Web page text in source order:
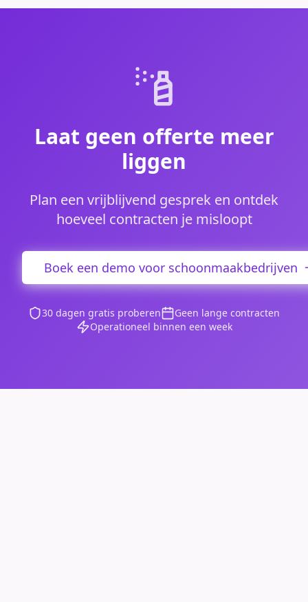
Laat geen offerte meer
liggen
Plan een vrijblijvend gesprek en ontdek
hoeveel contracten je misloopt
Boek een demo voor schoonmaakbedrijven
30 dagen gratis proberen
Geen lange contracten
Operationeel binnen een week